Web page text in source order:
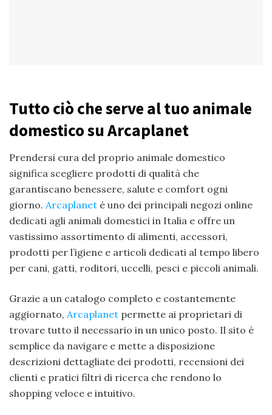
Tutto ciò che serve al tuo animale
domestico su Arcaplanet
Prendersi cura del proprio animale domestico
significa scegliere prodotti di qualità che
garantiscano benessere, salute e comfort ogni
giorno. Arcaplanet è uno dei principali negozi online
dedicati agli animali domestici in Italia e offre un
vastissimo assortimento di alimenti, accessori,
prodotti per l’igiene e articoli dedicati al tempo libero
per cani, gatti, roditori, uccelli, pesci e piccoli animali.
Grazie a un catalogo completo e costantemente
aggiornato, Arcaplanet permette ai proprietari di
trovare tutto il necessario in un unico posto. Il sito è
semplice da navigare e mette a disposizione
descrizioni dettagliate dei prodotti, recensioni dei
clienti e pratici filtri di ricerca che rendono lo
shopping veloce e intuitivo.